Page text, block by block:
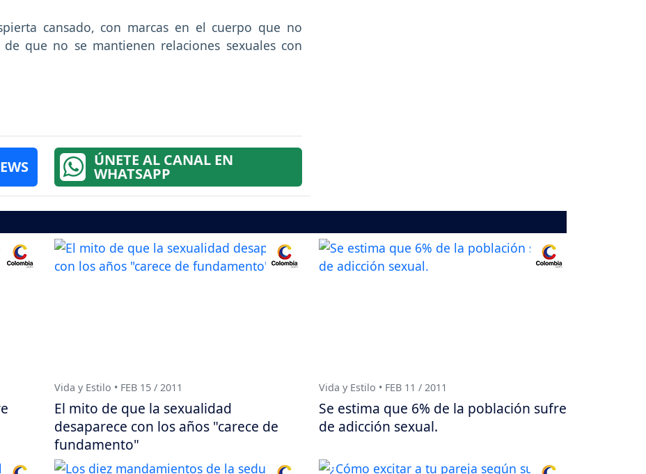
cansado, con marcas en el cuerpo que no
que no se mantienen relaciones sexuales con
ÚNETE AL CANAL EN
WHATSAPP
Vida y Estilo • FEB 15 / 2011
El mito de que la sexualidad
desaparece con los años "carece de
fundamento"
Vida y Estilo • FEB 11 / 2011
Se estima que 6% de la población sufre
de adicción sexual.